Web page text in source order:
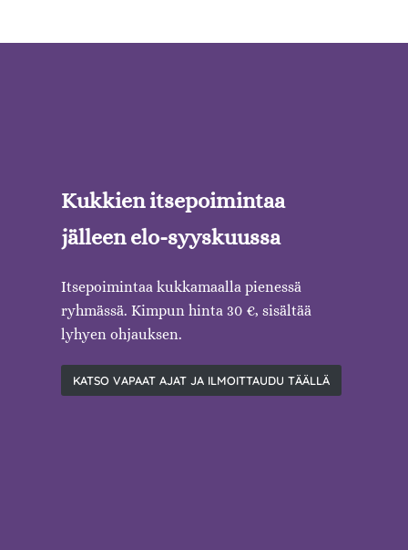
Kukkien itsepoimintaa
jälleen elo-syyskuussa
Itsepoimintaa kukkamaalla pienessä
ryhmässä. Kimpun hinta 30 €, sisältää
lyhyen ohjauksen.
KATSO VAPAAT AJAT JA ILMOITTAUDU TÄÄLLÄ